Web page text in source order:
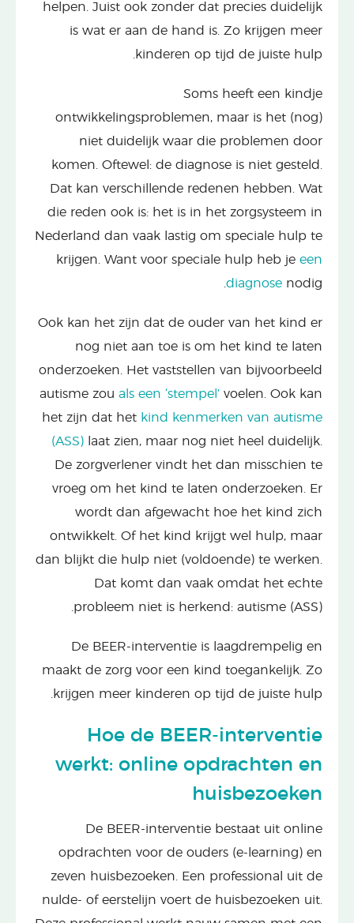
helpen. Juist ook zonder dat precies duidelijk
is wat er aan de hand is. Zo krijgen meer
kinderen op tijd de juiste hulp.
Soms heeft een kindje
ontwikkelingsproblemen, maar is het (nog)
niet duidelijk waar die problemen door
komen. Oftewel: de diagnose is niet gesteld.
Dat kan verschillende redenen hebben. Wat
die reden ook is: het is in het zorgsysteem in
Nederland dan vaak lastig om speciale hulp te
krijgen. Want voor speciale hulp heb je een
diagnose nodig.
Ook kan het zijn dat de ouder van het kind er
nog niet aan toe is om het kind te laten
onderzoeken. Het vaststellen van bijvoorbeeld
autisme zou als een ‘stempel’ voelen. Ook kan
het zijn dat het kind kenmerken van autisme
(ASS) laat zien, maar nog niet heel duidelijk.
De zorgverlener vindt het dan misschien te
vroeg om het kind te laten onderzoeken. Er
wordt dan afgewacht hoe het kind zich
ontwikkelt. Of het kind krijgt wel hulp, maar
dan blijkt die hulp niet (voldoende) te werken.
Dat komt dan vaak omdat het echte
probleem niet is herkend: autisme (ASS).
De BEER-interventie is laagdrempelig en
maakt de zorg voor een kind toegankelijk. Zo
krijgen meer kinderen op tijd de juiste hulp.
Hoe de BEER-interventie
werkt: online opdrachten en
huisbezoeken
De BEER-interventie bestaat uit online
opdrachten voor de ouders (e-learning) en
zeven huisbezoeken. Een professional uit de
nulde- of eerstelijn voert de huisbezoeken uit.